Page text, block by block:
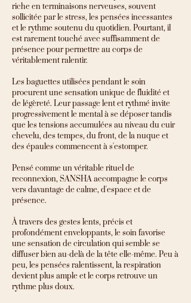
riche en terminaisons nerveuses, souvent
sollicitée par le stress, les pensées incessantes
et le rythme soutenu du quotidien. Pourtant, il
est rarement touché avec suffisamment de
présence pour permettre au corps de
véritablement ralentir.
Les baguettes utilisées pendant le soin
procurent une sensation unique de fluidité et
de légèreté. Leur passage lent et rythmé invite
progressivement le mental à se déposer tandis
que les tensions accumulées au niveau du cuir
chevelu, des tempes, du front, de la nuque et
des épaules commencent à s'estomper.
Pensé comme un véritable rituel de
reconnexion, SANSHA accompagne le corps
vers davantage de calme, d'espace et de
présence.
À travers des gestes lents, précis et
profondément enveloppants, le soin favorise
une sensation de circulation qui semble se
diffuser bien au-delà de la tête elle-même. Peu à
peu, les pensées ralentissent, la respiration
devient plus ample et le corps retrouve un
rythme plus doux.